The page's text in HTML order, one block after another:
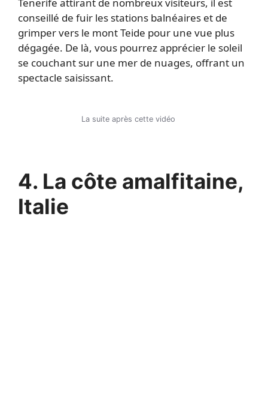
conseillé de fuir les stations balnéaires et de
grimper vers le mont Teide pour une vue plus
dégagée. De là, vous pourrez apprécier le soleil
se couchant sur une mer de nuages, offrant un
spectacle saisissant.
La suite après cette vidéo
4. La côte amalfitaine,
Italie